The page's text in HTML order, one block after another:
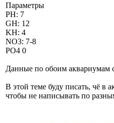
Параметры
PH: 7
GH: 12
KH: 4
NO3: 7-8
PO4 0
Данные по обоим аквариумам
В этой теме буду писать, чё в
чтобы не написывать по